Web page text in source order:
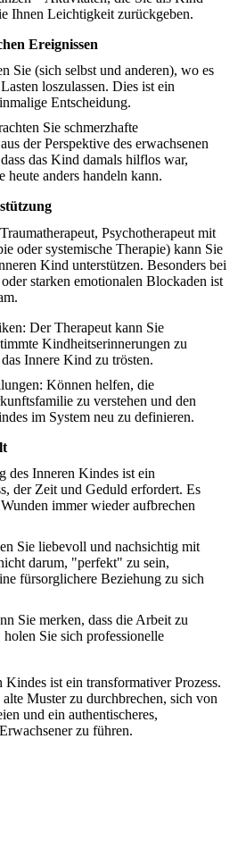
Ihnen Leichtigkeit zurückgeben.
Ereignissen
Sie (sich selbst und anderen), wo es
loszulassen. Dies ist ein
Entscheidung.
Sie schmerzhafte
der Perspektive des erwachsenen
das Kind damals hilflos war,
heute anders handeln kann.
Psychotherapeut mit
oder systemische Therapie) kann Sie
Kind unterstützen. Besonders bei
starken emotionalen Blockaden ist
Der Therapeut kann Sie
Kindheitserinnerungen zu
Innere Kind zu trösten.
Können helfen, die
zu verstehen und den
im System neu zu definieren.
des Inneren Kindes ist ein
der Zeit und Geduld erfordert. Es
immer wieder aufbrechen
Sie liebevoll und nachsichtig mit
darum, "perfekt" zu sein,
fürsorglichere Beziehung zu sich
Sie merken, dass die Arbeit zu
Sie sich professionelle
ist ein transformativer Prozess.
Muster zu durchbrechen, sich von
und ein authentischeres,
zu führen.